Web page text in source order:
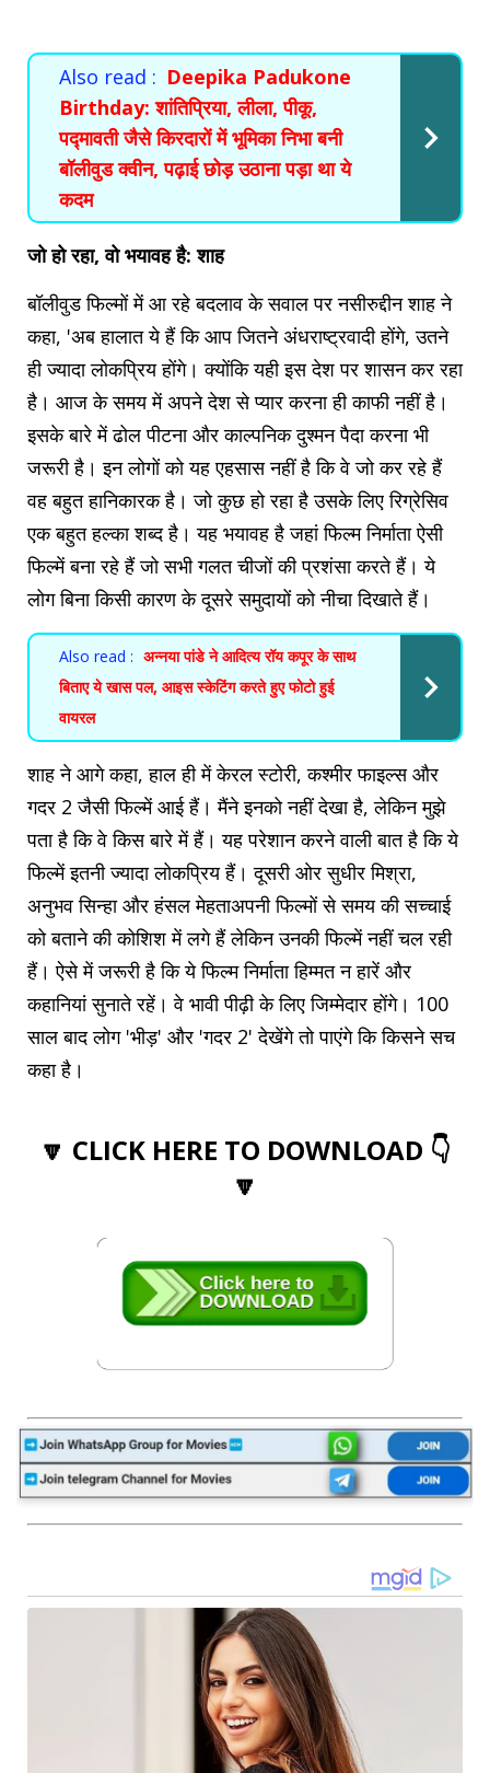
Also read : Deepika Padukone
Birthday: शांतिप्रिया, लीला, पीकू,
पद्मावती जैसे किरदारों में भूमिका निभा बनी
बॉलीवुड क्वीन, पढ़ाई छोड़ उठाना पड़ा था ये
कदम
जो हो रहा, वो भयावह है: शाह
बॉलीवुड फिल्मों में आ रहे बदलाव के सवाल पर नसीरुद्दीन शाह ने
कहा, 'अब हालात ये हैं कि आप जितने अंधराष्ट्रवादी होंगे, उतने
ही ज्यादा लोकप्रिय होंगे। क्योंकि यही इस देश पर शासन कर रहा
है। आज के समय में अपने देश से प्यार करना ही काफी नहीं है।
इसके बारे में ढोल पीटना और काल्पनिक दुश्मन पैदा करना भी
जरूरी है। इन लोगों को यह एहसास नहीं है कि वे जो कर रहे हैं
वह बहुत हानिकारक है। जो कुछ हो रहा है उसके लिए रिग्रेसिव
एक बहुत हल्का शब्द है। यह भयावह है जहां फिल्म निर्माता ऐसी
फिल्में बना रहे हैं जो सभी गलत चीजों की प्रशंसा करते हैं। ये
लोग बिना किसी कारण के दूसरे समुदायों को नीचा दिखाते हैं।
Also read : अन्नया पांडे ने आदित्य रॉय कपूर के साथ
बिताए ये खास पल, आइस स्केटिंग करते हुए फोटो हुई
वायरल
शाह ने आगे कहा, हाल ही में केरल स्टोरी, कश्मीर फाइल्स और
गदर 2 जैसी फिल्में आई हैं। मैंने इनको नहीं देखा है, लेकिन मुझे
पता है कि वे किस बारे में हैं। यह परेशान करने वाली बात है कि ये
फिल्में इतनी ज्यादा लोकप्रिय हैं। दूसरी ओर सुधीर मिश्रा,
अनुभव सिन्हा और हंसल मेहताअपनी फिल्मों से समय की सच्चाई
को बताने की कोशिश में लगे हैं लेकिन उनकी फिल्में नहीं चल रही
हैं। ऐसे में जरूरी है कि ये फिल्म निर्माता हिम्मत न हारें और
कहानियां सुनाते रहें। वे भावी पीढ़ी के लिए जिम्मेदार होंगे। 100
साल बाद लोग 'भीड़' और 'गदर 2' देखेंगे तो पाएंगे कि किसने सच
कहा है।
🔽 CLICK HERE TO DOWNLOAD 👇
🔽